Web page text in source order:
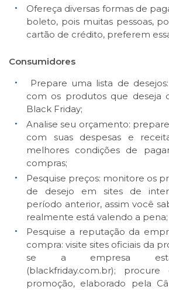
Ofereça diversas formas de
boleto, pois muitas pessoas,
cartão de crédito, preferem
Consumidores
Prepare uma lista de
com os produtos que deseja
Black Friday;
Analise seu orçamento:
com suas despesas e
melhores condições de
compras;
Pesquise preços: monitore os
de desejo em sites de
período anterior, assim você
realmente está valendo a pena;
Pesquise a reputação da
compra: visite sites oficiais da
se a empresa está
(blackfriday.com.br); procure
promoção, elaborado pela